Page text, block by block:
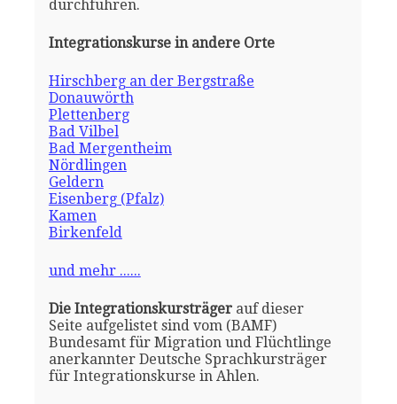
durchführen.
Integrationskurse in andere Orte
Hirschberg an der Bergstraße
Donauwörth
Plettenberg
Bad Vilbel
Bad Mergentheim
Nördlingen
Geldern
Eisenberg (Pfalz)
Kamen
Birkenfeld
und mehr ......
Die Integrationskursträgerauf dieser
Seite aufgelistet sind vom (BAMF)
Bundesamt für Migration und Flüchtlinge
anerkannter Deutsche Sprachkursträger
für Integrationskurse in Ahlen.